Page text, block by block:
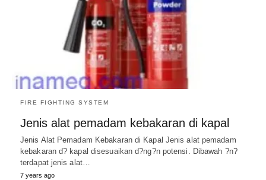
FIRE FIGHTING SYSTEM
Jenis alat pemadam kebakaran di kapal
Jenis Alat Pemadam Kebakaran di Kapal Jenis alat pemadam
kebakaran d? kapal disesuaikan d?ng?n potensi. Dibawah ?n?
terdapat jenis alat…
7 years ago